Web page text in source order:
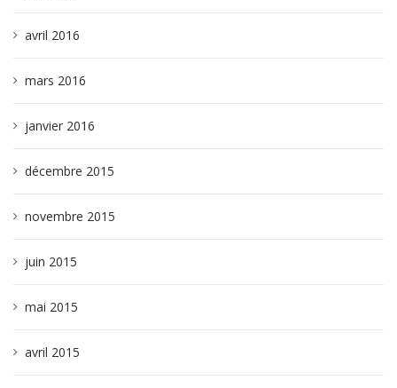
avril 2016
mars 2016
janvier 2016
décembre 2015
novembre 2015
juin 2015
mai 2015
avril 2015